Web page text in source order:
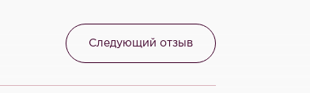
Следующий отзыв